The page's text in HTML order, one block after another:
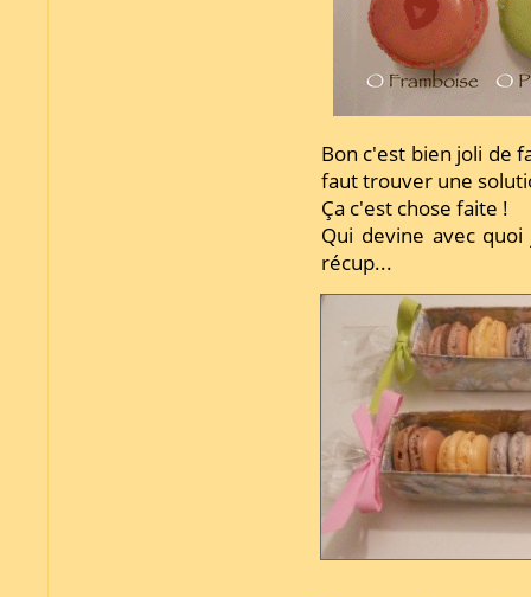
Bon c'est bien joli de
faut trouver une
Ça c'est chose faite !
Qui devine avec
récup...